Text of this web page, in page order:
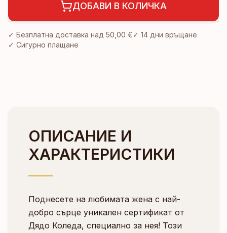
ДОБАВИ В КОЛИЧКА
✓ Безплатна доставка над 50,00 €✓ 14 дни връщане
✓ Сигурно плащане
ОПИСАНИЕ И
ХАРАКТЕРИСТИКИ
Поднесете на любимата жена с най-
добро сърце уникален сертификат от
Дядо Коледа, специално за нея! Този